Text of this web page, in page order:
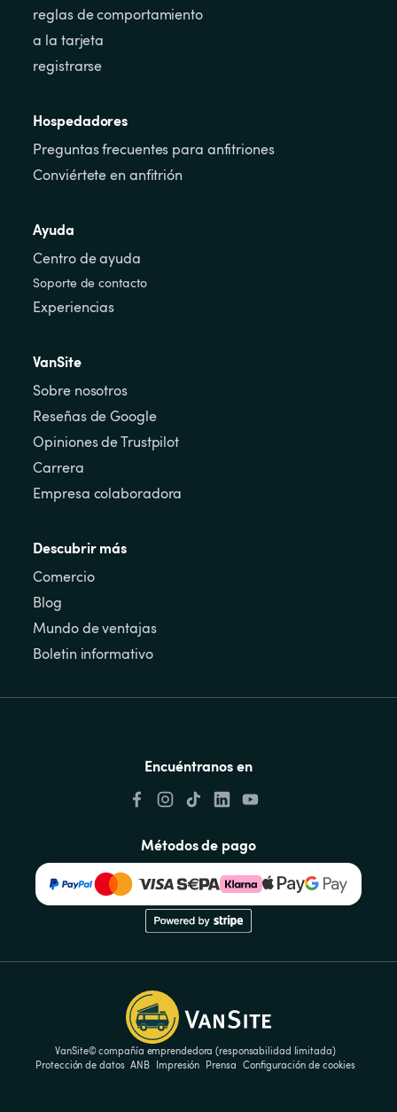
reglas de comportamiento
a la tarjeta
registrarse
Hospedadores
Preguntas frecuentes para anfitriones
Conviértete en anfitrión
Ayuda
Centro de ayuda
Soporte de contacto
Experiencias
VanSite
Sobre nosotros
Reseñas de Google
Opiniones de Trustpilot
Carrera
Empresa colaboradora
Descubrir más
Comercio
Blog
Mundo de ventajas
Boletin informativo
Encuéntranos en
Métodos de pago
VanSite© compañía emprendedora (responsabilidad limitada)
Protección de datos ANB Impresión Prensa Configuración de cookies